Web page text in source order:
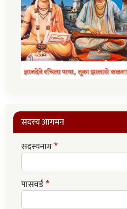
सदस्य आगमन
सदस्यनाम
पासवर्ड